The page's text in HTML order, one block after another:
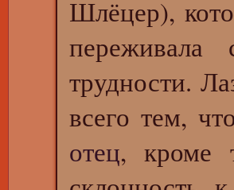
Шлёцер),
переживала
трудности.
всего тем,
отец, кроме